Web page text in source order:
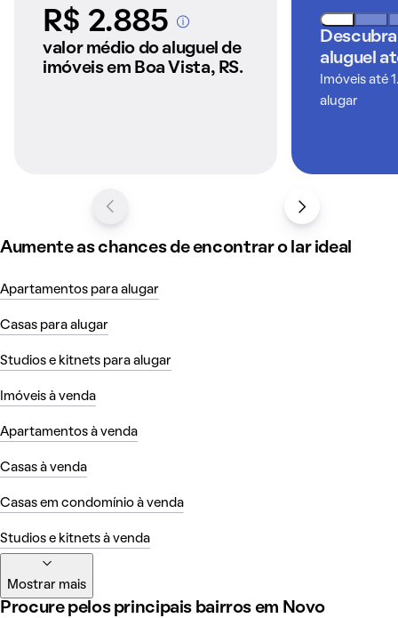
R$ 2.885A partir dos imóveis
anunciados pelo
QuintoAndar
valor médio do aluguel de
imóveis em Boa Vista, RS.
aluguel
Imóveis até
alugar
Aumente as chances de encontrar o lar ideal
Apartamentos para alugar
Casas para alugar
Studios e kitnets para alugar
Imóveis à venda
Apartamentos à venda
Casas à venda
Casas em condomínio à venda
Studios e kitnets à venda
Mostrar mais
Procure pelos principais bairros em Novo